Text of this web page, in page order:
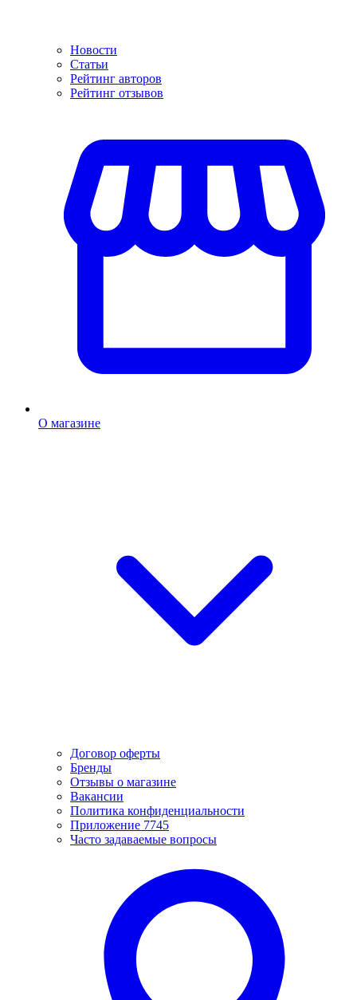
Новости
Статьи
Рейтинг авторов
Рейтинг отзывов
О магазине
Договор оферты
Бренды
Отзывы о магазине
Вакансии
Политика конфиденциальности
Приложение 7745
Часто задаваемые вопросы